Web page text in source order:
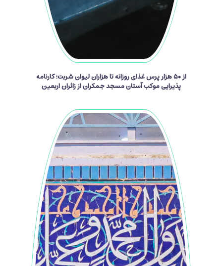
از ۵۰ هزار پرس غذای روزانه تا هزاران لیوان شربت؛ کارنامه
پذیرایی موکب آستان مسجد جمکران از زائران اربعین